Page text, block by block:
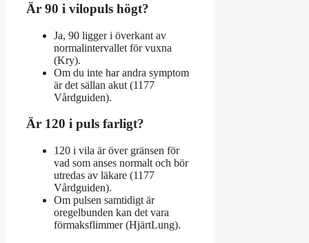
Är 90 i vilopuls högt?
Ja, 90 ligger i överkant av
normalintervallet för vuxna
(Kry).
Om du inte har andra symptom
är det sällan akut (1177
Vårdguiden).
Är 120 i puls farligt?
120 i vila är över gränsen för
vad som anses normalt och bör
utredas av läkare (1177
Vårdguiden).
Om pulsen samtidigt är
oregelbunden kan det vara
förmaksflimmer (HjärtLung).